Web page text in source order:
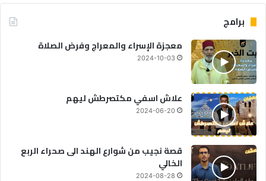
برامج
معجزة الإسراء والمعراج وفرض الصلاة
2024-10-03
علاش اسفي مكتصرطش ليهم
2024-06-20
قصة نجيب من شوارع الهند الى صحراء الربع
الخالي
2024-08-28